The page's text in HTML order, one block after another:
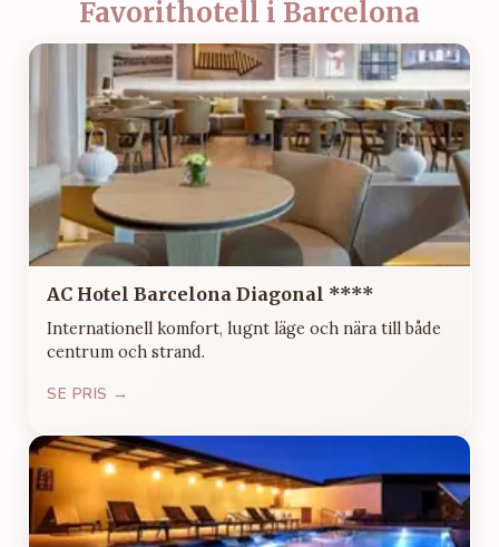
Favorithotell i Barcelona
AC Hotel Barcelona Diagonal ****
Internationell komfort, lugnt läge och nära till både
centrum och strand.
SE PRIS →